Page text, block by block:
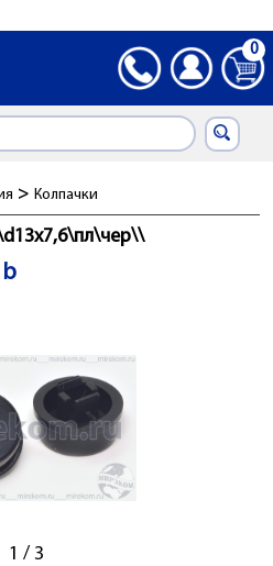
0
> Колпачки
b
1 / 3